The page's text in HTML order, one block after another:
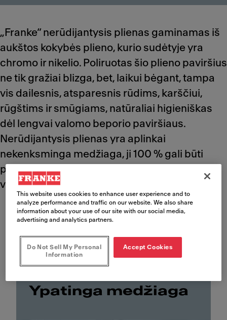
„Franke“ nerūdijantysis plienas gaminamas iš
aukštos kokybės plieno, kurio sudėtyje yra
chromo ir nikelio. Poliruotas šio plieno paviršius
ne tik gražiai blizga, bet, laikui bėgant, tampa
vis dailesnis, atsparesnis rūdims, karščiui,
rūgštims ir smūgiams, natūraliai higieniškas
dėl lengvai valomo beporio paviršiaus.
Nerūdijantysis plienas yra aplinkai
nekenksminga medžiaga, ji 100 % gali būti
perdirbama, todėl yra tvarus pasirinkimas
virtuvėse.
Nerūdijantysis plienas
Ypatinga medžiaga
This website uses cookies to enhance user experience and to
analyze performance and traffic on our website. We also share
information about your use of our site with our social media,
advertising and analytics partners.
Do Not Sell My Personal
Information
Accept Cookies